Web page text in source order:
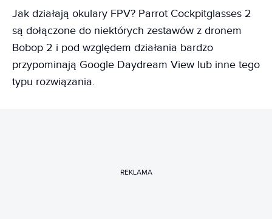
Jak działają okulary FPV? Parrot Cockpitglasses 2
są dołączone do niektórych zestawów z dronem
Bobop 2 i pod względem działania bardzo
przypominają Google Daydream View lub inne tego
typu rozwiązania.
REKLAMA